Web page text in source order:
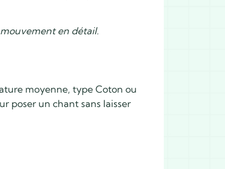
en détail.
moyenne, type Coton ou
poser un chant sans laisser